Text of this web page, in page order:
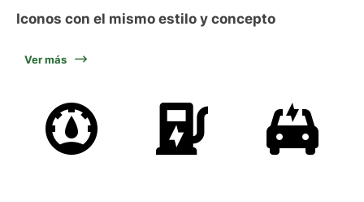
Iconos con el mismo estilo y concepto
Ver más